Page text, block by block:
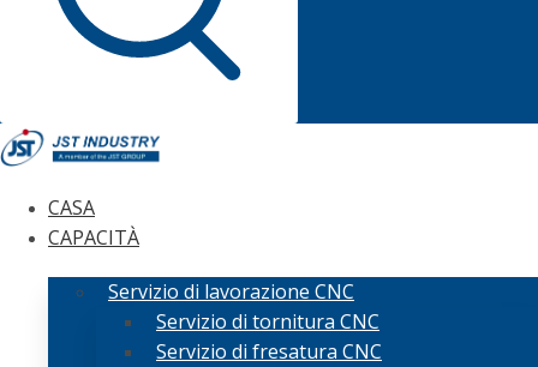
CASA
CAPACITÀ
Servizio di lavorazione CNC
Servizio di tornitura CNC
Servizio di fresatura CNC